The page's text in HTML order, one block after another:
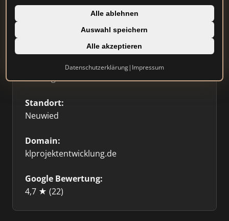
Alle ablehnen
Auswahl speichern
Alle akzeptieren
Datenschutzerklärung| Impressum
⭐ Etabliert
Bauträger
Standort:
Neuwied
Domain:
klprojektentwicklung.de
Google Bewertung:
4,7 ★ (22)